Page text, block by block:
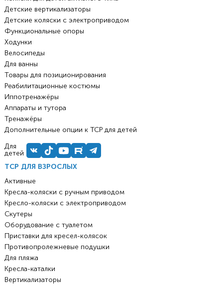
ТСР ДЛЯ ВЗРОСЛЫХ
Активные
Кресла-коляски с ручным приводом
Кресло-коляски с электроприводом
Скутеры
Оборудование с туалетом
Приставки для кресел-колясок
Противопролежневые подушки
Для пляжа
Кресла-каталки
Вертикализаторы
Детские вертикализаторы
Детские коляски с электроприводом
Функциональные опоры
Ходунки
Велосипеды
Для ванны
Товары для позиционирования
Реабилитационные костюмы
Иппотренажёры
Аппараты и тутора
Тренажёры
Дополнительные опции к ТСР для детей
Для
детей